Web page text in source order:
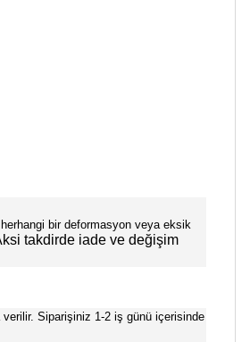
bir deformasyon veya eksik
takdirde iade ve değişim
Siparişiniz 1-2 iş günü içerisinde